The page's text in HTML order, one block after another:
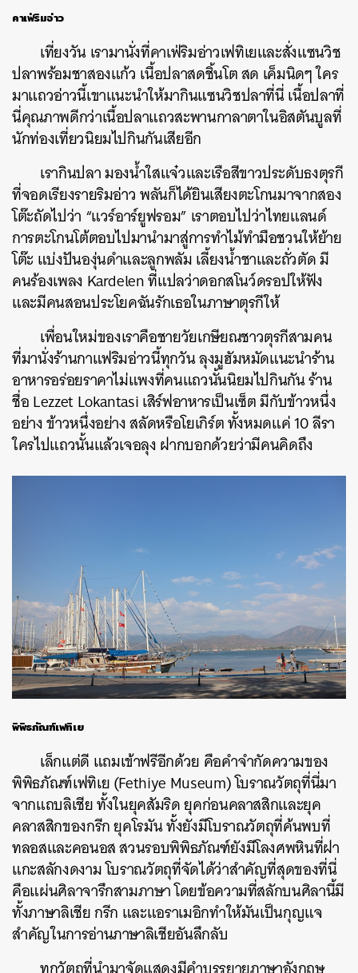
คาเฟ่ริมอ่าว
เที่ยงวัน เรามานั่งที่คาเฟ่ริมอ่าวเฟทิเยและสั่งแซนวิช
ปลาพร้อมชาสองแก้ว เนื้อปลาสดชิ้นโต สด เค็มนิดๆ ใคร
มาแถวอ่าวนี้เขาแนะนำให้มากินแซนวิชปลาที่นี่ เนื้อปลาที่
นี่คุณภาพดีกว่าเนื้อปลาแถวสะพานกาลาตาในอิสตันบูลที่
นักท่องเที่ยวนิยมไปกินกันเสียอีก
เรากินปลา มองน้ำใสแจ๋วและเรือสีขาวประดับธงตุรกี
ที่จอดเรียงรายริมอ่าว พลันก็ได้ยินเสียงตะโกนมาจากสอง
โต๊ะถัดไปว่า “แวร์อาร์ยูฟรอม” เราตอบไปว่าไทยแลนด์
การตะโกนโต้ตอบไปมานำมาสู่การทำไม้ทำมือชวนให้ย้าย
โต๊ะ แบ่งปันองุ่นดำและลูกพลัม เลี้ยงน้ำชาและถั่วตัด มี
คนร้องเพลง Kardelen ที่แปลว่าดอกสโนว์ดรอปให้ฟัง
และมีคนสอนประโยคฉันรักเธอในภาษาตุรกีให้
เพื่อนใหม่ของเราคือชายวัยเกษียณชาวตุรกีสามคน
ที่มานั่งร้านกาแฟริมอ่าวนี้ทุกวัน ลุงมูฮัมหมัดแนะนำร้าน
อาหารอร่อยราคาไม่แพงที่คนแถวนั้นนิยมไปกินกัน ร้าน
ชื่อ Lezzet Lokantasi เสิร์ฟอาหารเป็นเซ็ต มีกับข้าวหนึ่ง
อย่าง ข้าวหนึ่งอย่าง สลัดหรือโยเกิร์ต ทั้งหมดแค่ 10 ลีรา
ใครไปแถวนั้นแล้วเจอลุง ฝากบอกด้วยว่ามีคนคิดถึง
พิพิธภัณฑ์เฟทิเย
เล็กแต่ดี แถมเข้าฟรีอีกด้วย คือคำจำกัดความของ
พิพิธภัณฑ์เฟทิเย (Fethiye Museum) โบราณวัตถุที่นี่มา
จากแถบลิเชีย ทั้งในยุคสัมริด ยุคก่อนคลาสสิกและยุค
คลาสสิกของกรีก ยุคโรมัน ทั้งยังมีโบราณวัตถุที่ค้นพบที่
ทลอสและคอนอส สวนรอบพิพิธภัณฑ์ยังมีโลงศพหินที่ฝา
แกะสลักงดงาม โบราณวัตถุที่จัดได้ว่าสำคัญที่สุดของที่นี่
คือแผ่นศิลาจารึกสามภาษา โดยข้อความที่สลักบนศิลานี้มี
ทั้งภาษาลิเชีย กรีก และแอราเมอิกทำให้มันเป็นกุญแจ
สำคัญในการอ่านภาษาลิเชียอันลึกลับ